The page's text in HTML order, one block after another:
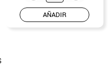
AÑADIR